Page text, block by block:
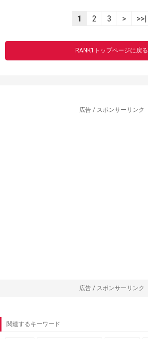
1 2 3 > >>|
RANK1トップページに戻る
広告 / スポンサーリンク
広告 / スポンサーリンク
関連するキーワード